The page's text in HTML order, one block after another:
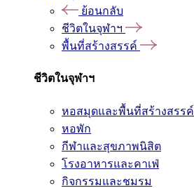
ย้อนกลับ
ชีวิตในจุฬาฯ
พื้นที่สร้างสรรค์
ชีวิตในจุฬาฯ
หอสมุดและพื้นที่สร้างสรรค์
หอพัก
กีฬาและสุขภาพนิสิต
โรงอาหารและคาเฟ่
กิจกรรมและชมรม